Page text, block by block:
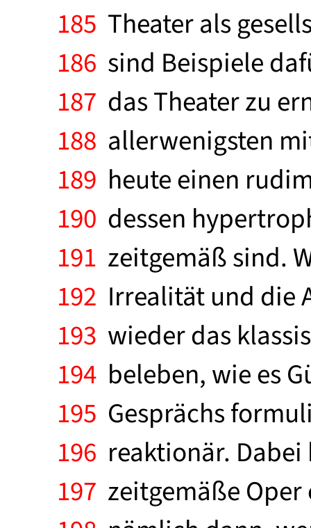
185 Theater als
186 sind Beispiele
187 das Theater zu
188 allerwenigsten
189 heute einen
190 dessen
191 zeitgemäß sind.
192 Irrealität und die
193 wieder das
194 beleben, wie es
195 Gesprächs
196 reaktionär.
197 zeitgemäße